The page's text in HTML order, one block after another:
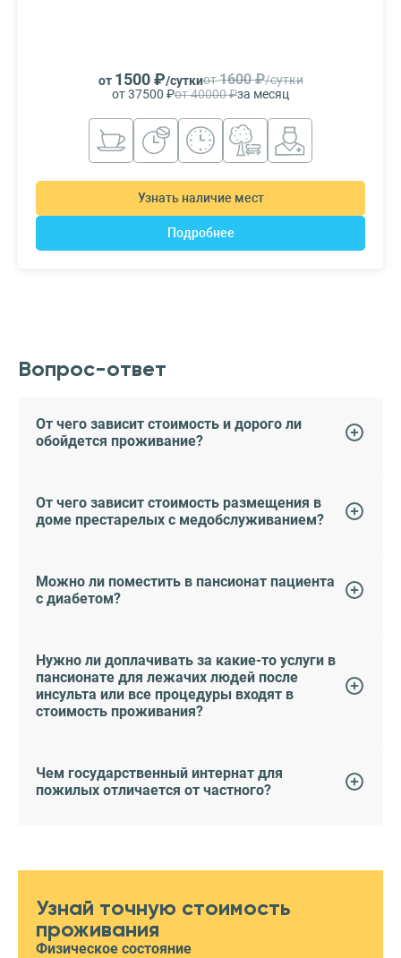
от 1500 ₽/суткиот1600 ₽/сутки
от 37500 ₽от 40000 ₽за месяц
Узнать наличие мест
Подробнее
Вопрос-ответ
От чего зависит стоимость и дорого ли
обойдется проживание?
От чего зависит стоимость размещения в
доме престарелых с медобслуживанием?
Можно ли поместить в пансионат пациента
с диабетом?
Нужно ли доплачивать за какие-то услуги в
пансионате для лежачих людей после
инсульта или все процедуры входят в
стоимость проживания?
Чем государственный интернат для
пожилых отличается от частного?
Узнай точную стоимость
проживания
Физическое состояние